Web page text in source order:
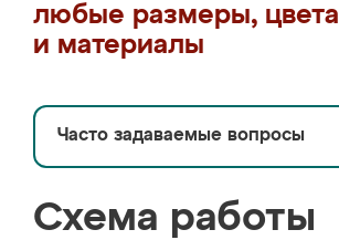
любые размеры, цвета
и материалы
Часто задаваемые вопросы
Схема работы